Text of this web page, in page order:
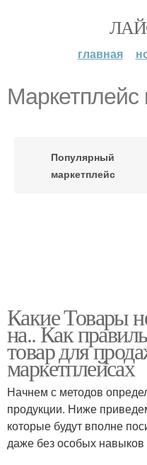
главная
Маркетплейс
Популярный
маркетплейс
Какие Товары
на.. Как
товар для
маркетплейсах
Начнем с методов
продукции. Ниже
которые будут вполне
даже без особых навыков